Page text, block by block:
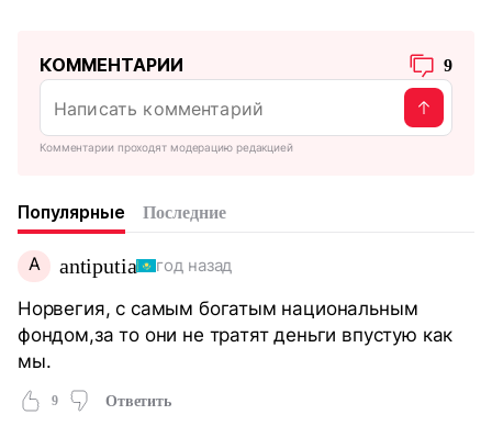
КОММЕНТАРИИ 9
Комментарии проходят модерацию редакцией
Популярные Последние
A antiputia год назад
Норвегия, с самым богатым национальным
фондом,за то они не тратят деньги впустую как
мы.
9 Ответить